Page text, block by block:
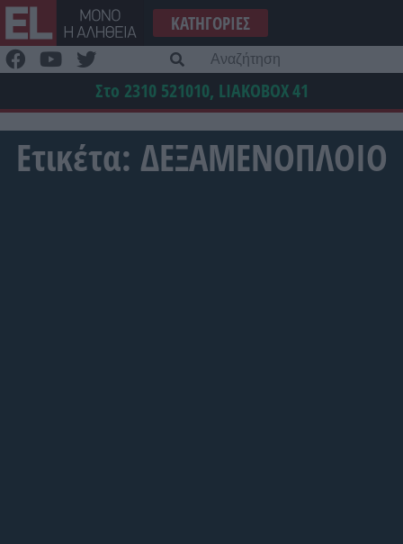
Μετάβαση
στο
περιεχόμενο
ΚΑΤΗΓΟΡΊΕΣ
Στο 2310 521010, LIAKOBOX41
Ετικέτα: ΔΕΞΑΜΕΝΟΠΛΟΙΟ